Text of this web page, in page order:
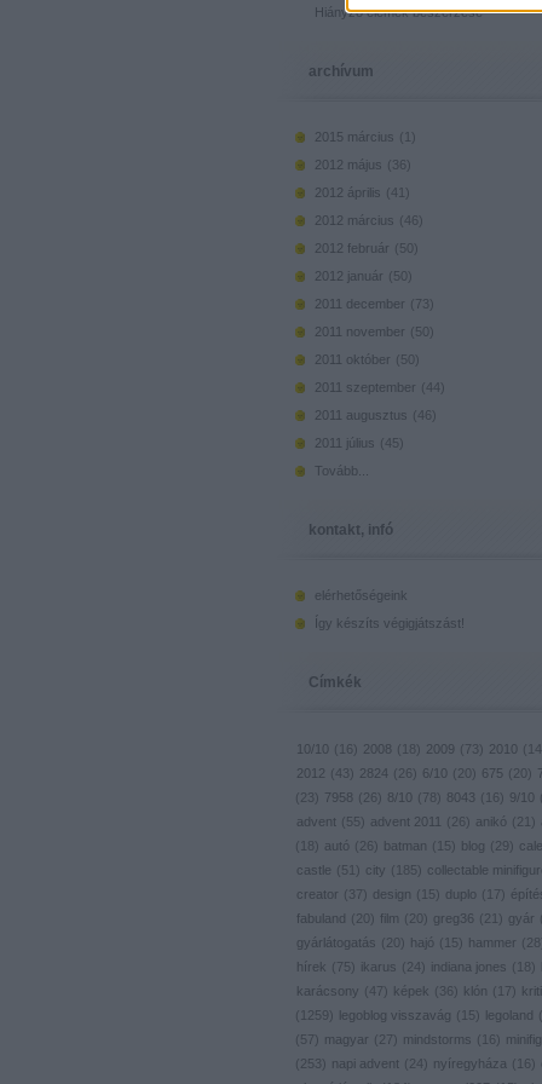
Hiányzó elemek beszerzése
archívum
2015 március (
)
2012 május ( 36 )
2012 április ( 41
)
2012 március ( 46 )
2012 február ( 50)
2012 január ( 50)
2011 december ( 73)
2011 november ( 50)
2011 október ( 50)
2011 szeptember ( 44)
2011 augusztus ( 46 )
2011 július ( 45)
Tovább
kontakt, infó
elérhetőségeink
Így készíts végigjátszást!
Címkék
10/10 ( 16 ) 2008 ( 18 ) 2009 ( 73) 2010 (
2012 ( 43) 2824 ( 26 ) 6/10 ( 20) 675 ( 20)
( 23) 7958 ( 26 ) 8/10 ( 78 ) 8043 ( 16 ) 9/10 (
advent ( 55) advent 2011 ( 26 ) anikó ( 21 )
(
18 ) autó ( 26 ) batman ( 15) blog ( 29)
castle ( 51 ) city ( 185) collectable
creator ( 37) design ( 15) duplo ( 17)
fabuland ( 20) film ( 20) greg36 ( 21 ) gyár (
gyárlátogatás ( 20) hajó ( 15) hammer ( 28
hírek ( 75) ikarus ( 24) indiana jones ( 18 )
karácsony ( 47) képek ( 36 ) klón ( 17)
(
1259) legoblog visszavág ( 15) legoland (
( 57) magyar ( 27) mindstorms ( 16 ) minifig
( 253) napi advent ( 24) nyíregyháza ( 16 )